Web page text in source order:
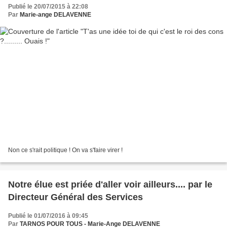
Publié le 20/07/2015 à 22:08
Par Marie-ange DELAVENNE
Non ce s'rait politique ! On va s'faire virer !
Notre élue est priée d'aller voir ailleurs.... par le
Directeur Général des Services
Publié le 01/07/2016 à 09:45
Par TARNOS POUR TOUS - Marie-Ange DELAVENNE